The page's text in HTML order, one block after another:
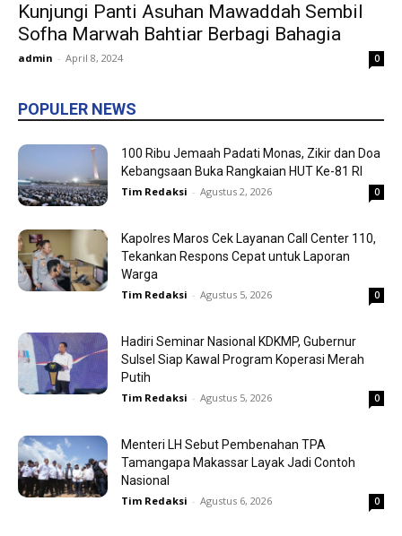
Kunjungi Panti Asuhan Mawaddah Sembil
Sofha Marwah Bahtiar Berbagi Bahagia
admin - April 8, 2024 0
POPULER NEWS
100 Ribu Jemaah Padati Monas, Zikir dan Doa
Kebangsaan Buka Rangkaian HUT Ke-81 RI
Tim Redaksi - Agustus 2, 2026 0
Kapolres Maros Cek Layanan Call Center 110,
Tekankan Respons Cepat untuk Laporan
Warga
Tim Redaksi - Agustus 5, 2026 0
Hadiri Seminar Nasional KDKMP, Gubernur
Sulsel Siap Kawal Program Koperasi Merah
Putih
Tim Redaksi - Agustus 5, 2026 0
Menteri LH Sebut Pembenahan TPA
Tamangapa Makassar Layak Jadi Contoh
Nasional
Tim Redaksi - Agustus 6, 2026 0